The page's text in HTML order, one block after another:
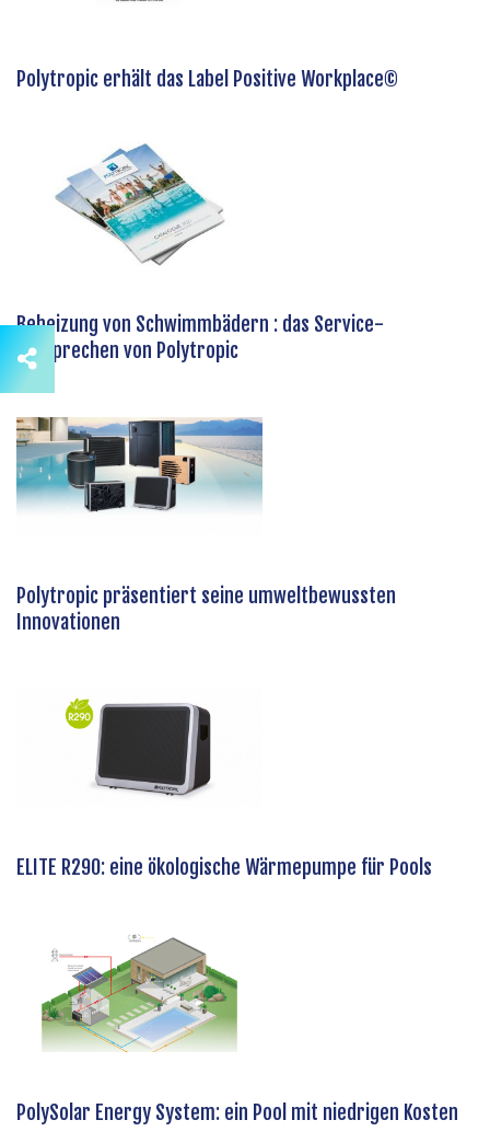
Polytropic erhält das Label Positive Workplace©
Beheizung von Schwimmbädern : das Service-
Versprechen von Polytropic
Polytropic präsentiert seine umweltbewussten
Innovationen
ELITE R290: eine ökologische Wärmepumpe für Pools
PolySolar Energy System: ein Pool mit niedrigen Kosten